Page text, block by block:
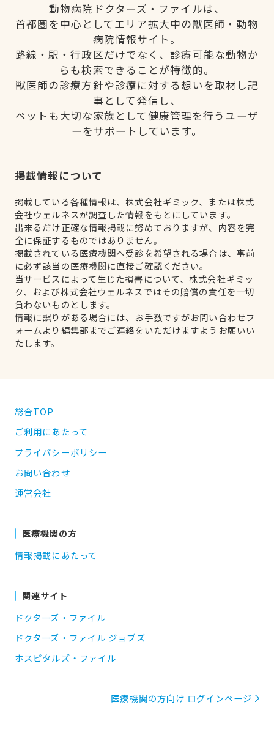
動物病院ドクターズ・ファイルは、
首都圏を中心としてエリア拡大中の獣医師・動物
病院情報サイト。
路線・駅・行政区だけでなく、診療可能な動物か
らも検索できることが特徴的。
獣医師の診療方針や診療に対する想いを取材し記
事として発信し、
ペットも大切な家族として健康管理を行うユーザ
ーをサポートしています。
掲載情報について
掲載している各種情報は、株式会社ギミック、または株式
会社ウェルネスが調査した情報をもとにしています。
出来るだけ正確な情報掲載に努めておりますが、内容を完
全に保証するものではありません。
掲載されている医療機関へ受診を希望される場合は、事前
に必ず該当の医療機関に直接ご確認ください。
当サービスによって生じた損害について、株式会社ギミッ
ク、および株式会社ウェルネスではその賠償の責任を一切
負わないものとします。
情報に誤りがある場合には、お手数ですがお問い合わせフ
ォームより編集部までご連絡をいただけますようお願いい
たします。
総合TOP
ご利用にあたって
プライバシーポリシー
お問い合わせ
運営会社
医療機関の方
情報掲載にあたって
関連サイト
ドクターズ・ファイル
ドクターズ・ファイル ジョブズ
ホスピタルズ・ファイル
医療機関の方向け ログインページ